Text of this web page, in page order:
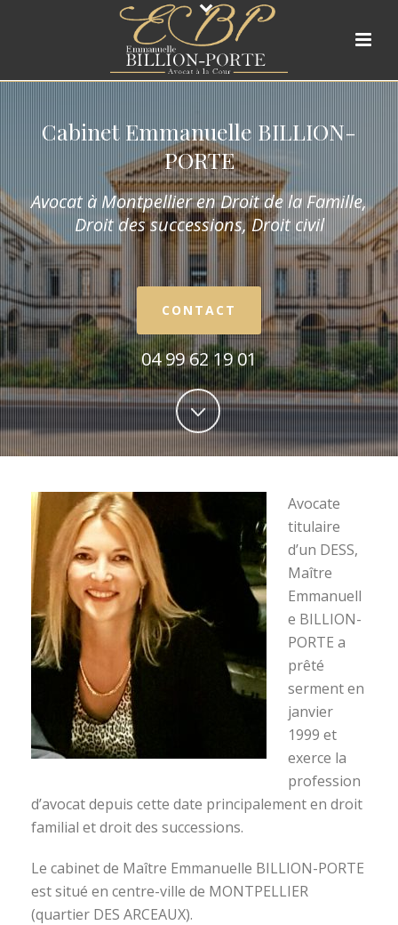
Cabinet Emmanuelle BILLION-
PORTE
Avocat à Montpellier en Droit de la Famille,
Droit des successions, Droit civil
CONTACT
04 99 62 19 01
Avocate
titulaire
d’un DESS,
Maître
Emmanuell
e BILLION-
PORTE a
prêté
serment en
janvier
1999 et
exerce la
profession
d’avocat depuis cette date principalement en droit
familial et droit des successions.
Le cabinet de Maître Emmanuelle BILLION-PORTE
est situé en centre-ville de MONTPELLIER
(quartier DES ARCEAUX).